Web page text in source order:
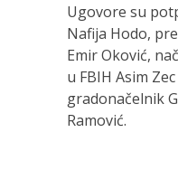
Ugovore su
Nafija Hodo,
Emir Oković,
u FBIH Asim
gradonačelnik
Ramović.